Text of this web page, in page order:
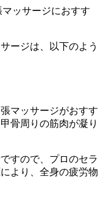
ージは、以下のよう
マッサージがおすす
骨周りの筋肉が凝り
すので、プロのセラ
より、全身の疲労物